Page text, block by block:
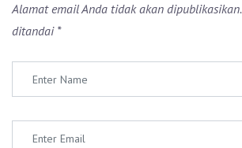
Alamat email Anda tidak akan dipublikasikan.
ditandai *